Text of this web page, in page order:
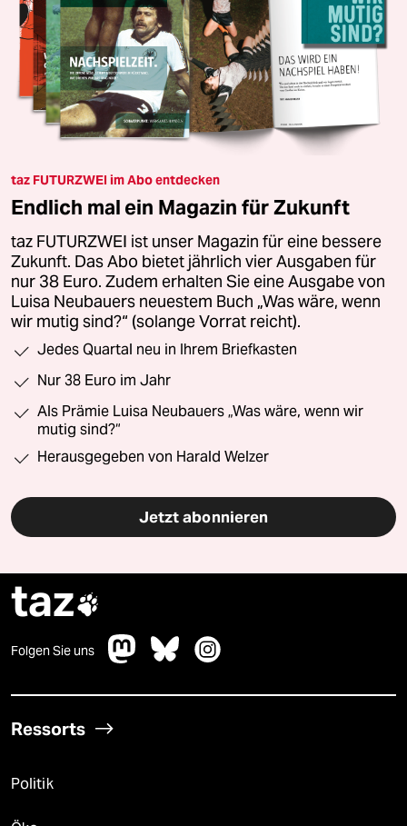
taz FUTURZWEI im Abo entdecken
Endlich mal ein Magazin für Zukunft
taz FUTURZWEI ist unser Magazin für eine bessere
Zukunft. Das Abo bietet jährlich vier Ausgaben für
nur 38 Euro. Zudem erhalten Sie eine Ausgabe von
Luisa Neubauers neuestem Buch „Was wäre, wenn
wir mutig sind?“ (solange Vorrat reicht).
Jedes Quartal neu in Ihrem Briefkasten
Nur 38 Euro im Jahr
Als Prämie Luisa Neubauers „Was wäre, wenn wir
mutig sind?“
Herausgegeben von Harald Welzer
Jetzt abonnieren
taz
Folgen Sie uns
Ressorts
Politik